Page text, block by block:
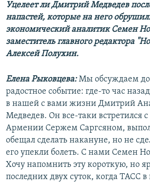
Уцелеет ли Дмитрий Медведев
напастей, которые на него
экономический аналитик Семен
заместитель главного редактора
Алексей Полухин.
Елена Рыковцева:Мы обсуждаем
радостное событие: где-то час
в нашей с вами жизни Дмитрий
Медведев. Он все-таки встретился
Армении Сержем Саргсяном,
обещал сделать накануне, но не
его упекли болеть. С нами Семен
Хочу напомнить эту короткую, но
последних двух суток, когда ТАСС в